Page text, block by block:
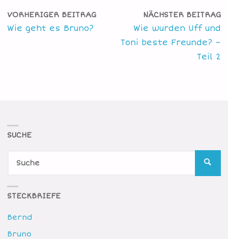
VORHERIGER BEITRAG
Wie geht es Bruno?
NÄCHSTER BEITRAG
Wie wurden Uff und
Toni beste Freunde? –
Teil 2
SUCHE
SUCHE
STECKBRIEFE
Bernd
Bruno